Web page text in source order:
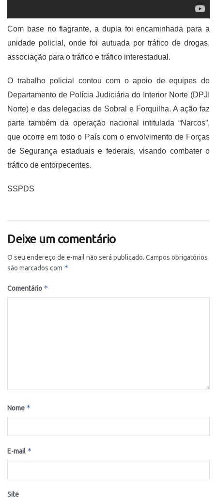
Com base no flagrante, a dupla foi encaminhada para a
unidade policial, onde foi autuada por tráfico de drogas,
associação para o tráfico e tráfico interestadual.
O trabalho policial contou com o apoio de equipes do
Departamento de Polícia Judiciária do Interior Norte (DPJI
Norte) e das delegacias de Sobral e Forquilha. A ação faz
parte também da operação nacional intitulada “Narcos”,
que ocorre em todo o País com o envolvimento de Forças
de Segurança estaduais e federais, visando combater o
tráfico de entorpecentes.
SSPDS
Deixe um comentário
O seu endereço de e-mail não será publicado. Campos obrigatórios
são marcados com *
Comentário *
Nome *
E-mail *
Site